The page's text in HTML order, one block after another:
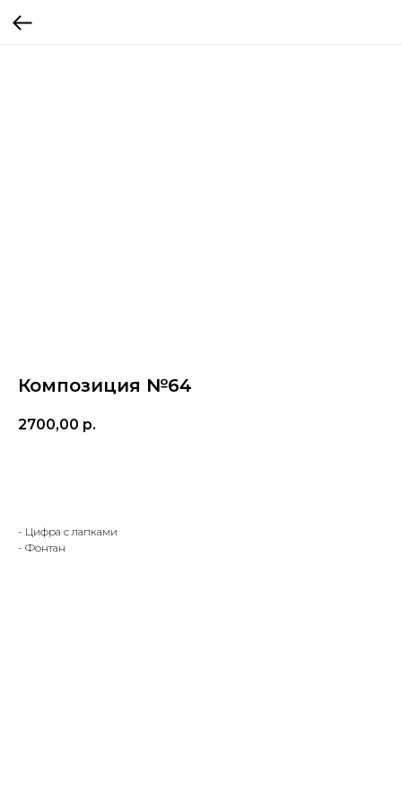
Композиция №64
2700,00 р.
- Цифра с лапками
- Фонтан